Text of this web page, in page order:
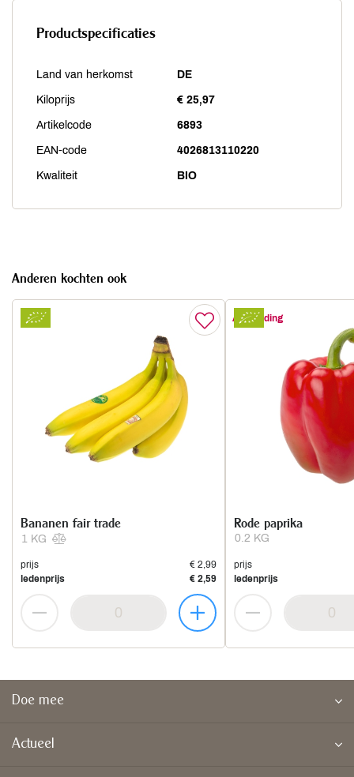
Productspecificaties
Land van herkomst DE
Kiloprijs € 25,97
Artikelcode 6893
EAN-code 4026813110220
Kwaliteit BIO
Anderen kochten ook
1 KG
Bananen fair trade
prijs
€ 2,99
ledenprijs
€ 2,59
Aanbieding
0.2 KG
Rode paprika
prijs
ledenprijs
Doe mee
Actueel